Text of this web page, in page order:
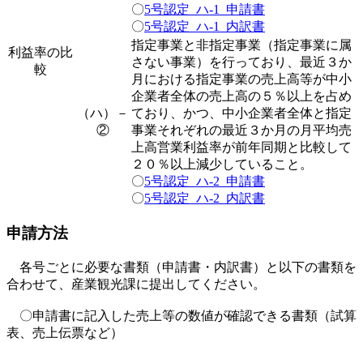
利益率の比
較
〇5号認定_ハ-1_申請書
〇5号認定_ハ-1_内訳書
（ハ）－
②
指定事業と非指定事業（指定事業に属
さない事業）を行っており、最近３か
月における指定事業の売上高等が中小
企業者全体の売上高の５％以上を占め
ており、かつ、中小企業者全体と指定
事業それぞれの最近３か月の月平均売
上高営業利益率が前年同期と比較して
２０％以上減少していること。
〇5号認定_ハ-2_申請書
〇5号認定_ハ-2_内訳書
申請方法
各号ごとに必要な書類（申請書・内訳書）と以下の書類を
合わせて、産業観光課に提出してください。
〇申請書に記入した売上等の数値が確認できる書類（試算
表、売上伝票など）